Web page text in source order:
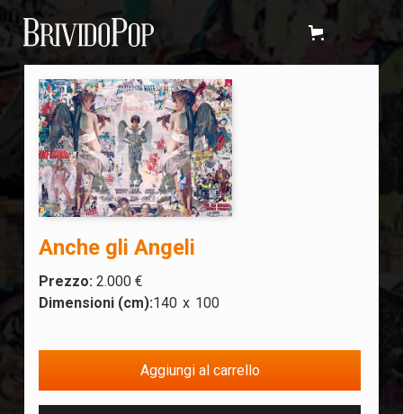
Anche gli Angeli
Prezzo:2.000 €
Dimensioni (cm):140 x 100